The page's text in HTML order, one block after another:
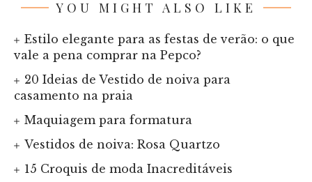
YOU MIGHT ALSO LIKE
Estilo elegante para as festas de verão: o que
vale a pena comprar na Pepco?
20 Ideias de Vestido de noiva para
casamento na praia
Maquiagem para formatura
Vestidos de noiva: Rosa Quartzo
15 Croquis de moda Inacreditáveis